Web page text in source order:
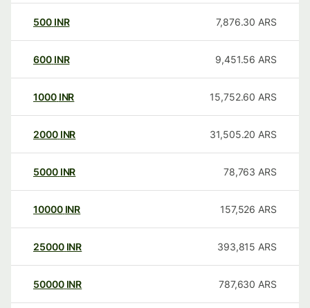
500 INR 7,876.30 ARS
600 INR 9,451.56 ARS
1000 INR 15,752.60 ARS
2000 INR 31,505.20 ARS
5000 INR 78,763 ARS
10000 INR 157,526 ARS
25000 INR 393,815 ARS
50000 INR 787,630 ARS